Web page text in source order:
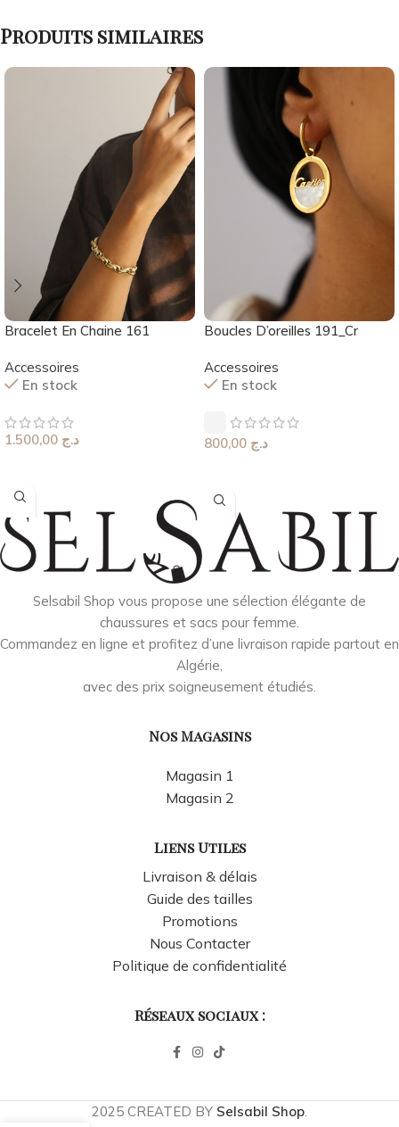
Produits similaires
Bracelet En Chaine 161
Accessoires
En stock
د.ج
Boucles D’oreilles 191_Cr
Accessoires
En stock
د.ج
Selsabil Shop vous propose une sélection élégante de
chaussures et sacs pour femme.
Commandez en ligne et profitez d’une livraison rapide partout en
Algérie,
avec des prix soigneusement étudiés.
Nos Magasins
Magasin 1
Magasin 2
Liens Utiles
Livraison & délais
Guide des tailles
Promotions
Nous Contacter
Politique de confidentialité
Réseaux sociaux :
2025 CREATED BY Selsabil Shop.